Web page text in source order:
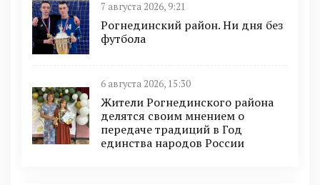
7 августа 2026, 9:21
Рогнединский район. Ни дня без
футбола
6 августа 2026, 15:30
Жители Рогнединского района
делятся своим мнением о
передаче традиций в Год
единства народов России